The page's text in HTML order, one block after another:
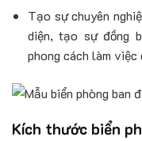
Tạo sự chuyên
diện, tạo sự đồng
phong cách làm
Kích thước biển